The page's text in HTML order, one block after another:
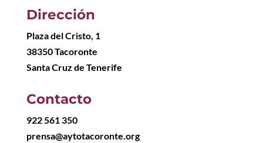
Dirección
Plaza del Cristo, 1
38350 Tacoronte
Santa Cruz de Tenerife
Contacto
922 561 350
prensa@aytotacoronte.org